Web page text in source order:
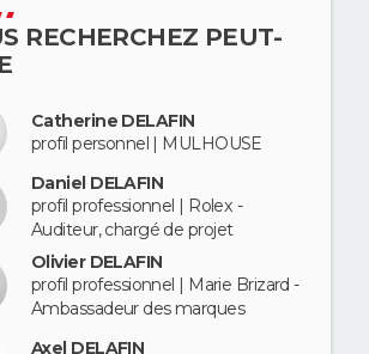
RECHERCHEZ PEUT-
Catherine DELAFIN
profil personnel | MULHOUSE
Daniel DELAFIN
profil professionnel | Rolex -
Auditeur, chargé de projet
Olivier DELAFIN
profil professionnel | Marie Brizard -
Ambassadeur des marques
Axel DELAFIN